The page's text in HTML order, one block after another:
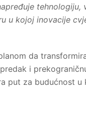
tehnologiju,
u kojoj inovacije
da
i
put za budućnost u